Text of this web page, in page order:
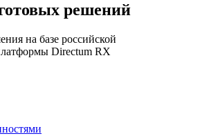
решений
на базе российской
Directum RX